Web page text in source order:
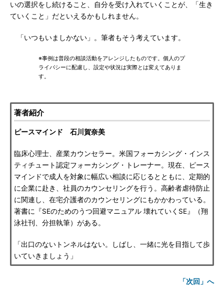
いの選択をし続けること、自分を受け入れていくことが、「生き
ていくこと」だといえるかもしれません。
「いつもいましかない」。筆者もそう考えています。
※事例は普段の相談活動をアレンジしたものです。個人のプ
ライバシーに配慮し、設定や状況は実際とは変えてありま
す。
著者紹介
ピースマインド 石川賀奈美
臨床心理士、産業カウンセラー。米国フォーカシング・インス
ティチュート認定フォーカシング・トレーナー。現在、ピース
マインドで成人を対象に幅広い相談に応じるとともに、定期的
に企業に赴き、社員のカウンセリングを行う。高齢者虐待防止
に関連し、在宅介護者のカウンセリングにもかかわっている。
著書に『SEのためのうつ回避マニュアル 壊れていくSE』（翔
泳社刊、分担執筆）がある。
「出口のないトンネルはない。しばし、一緒に光を目指して歩
いていきましょう」
「次回」へ